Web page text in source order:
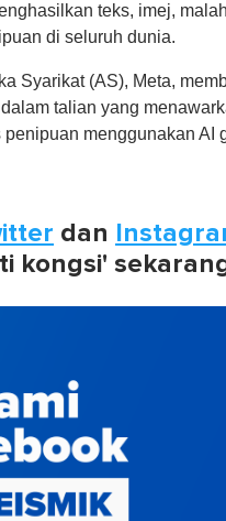
teks, imej,
di seluruh dunia.
Syarikat (AS), Meta,
talian yang
menggunakan AI
dan
kongsi'